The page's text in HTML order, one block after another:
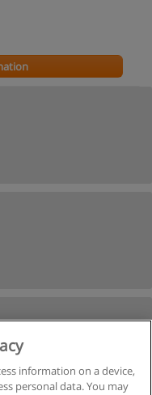
information on a device,
personal data. You may